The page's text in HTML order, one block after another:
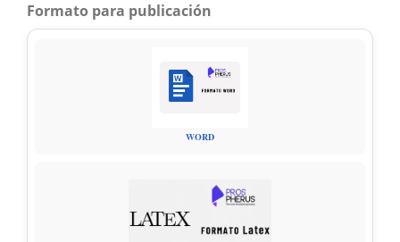
Formato para publicación
WORD